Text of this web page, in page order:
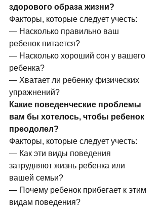
здорового образа жизни?
Факторы, которые следует учесть:
— Насколько правильно ваш
ребенок питается?
— Насколько хороший сон у вашего
ребенка?
— Хватает ли ребенку физических
упражнений?
Какие поведенческие проблемы
вам бы хотелось, чтобы ребенок
преодолел?
Факторы, которые следует учесть:
— Как эти виды поведения
затрудняют жизнь ребенка или
вашей семьи?
— Почему ребенок прибегает к этим
видам поведения?